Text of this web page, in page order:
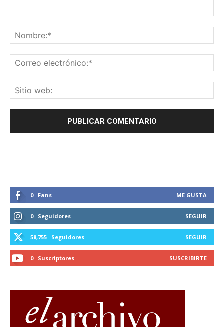
0 Fans ME GUSTA
0 Seguidores SEGUIR
58,755 Seguidores SEGUIR
0 Suscriptores SUSCRIBIRTE